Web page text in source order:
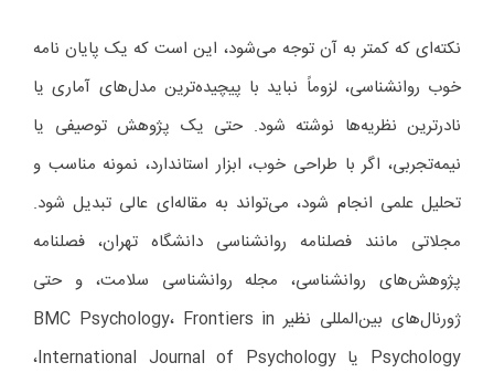
نکته‌ای که کمتر به آن توجه می‌شود، این است که یک پایان نامه
خوب روانشناسی، لزوماً نباید با پیچیده‌ترین مدل‌های آماری یا
نادرترین نظریه‌ها نوشته شود. حتی یک پژوهش توصیفی یا
نیمه‌تجربی، اگر با طراحی خوب، ابزار استاندارد، نمونه مناسب و
تحلیل علمی انجام شود، می‌تواند به مقاله‌ای عالی تبدیل شود.
مجلاتی مانند فصلنامه روانشناسی دانشگاه تهران، فصلنامه
پژوهش‌های روانشناسی، مجله روانشناسی سلامت، و حتی
ژورنال‌های بین‌المللی نظیر BMC Psychology، Frontiers in
Psychology یا International Journal of Psychology،